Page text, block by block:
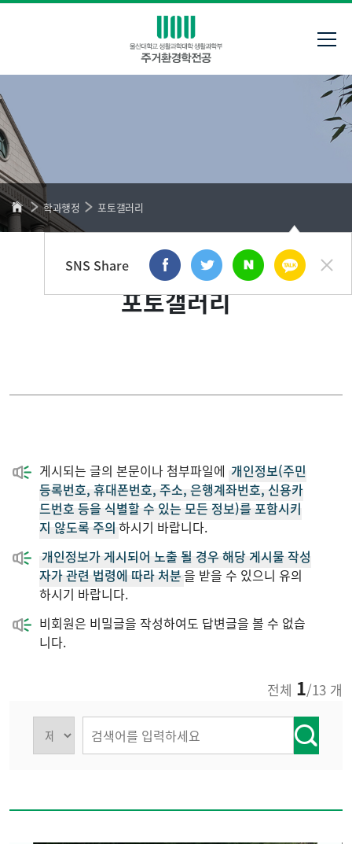
학과행정 포토갤러리
SNS Share
포토갤러리
게시되는 글의 본문이나 첨부파일에 개인정보(주민
등록번호, 휴대폰번호, 주소, 은행계좌번호, 신용카
드번호 등을 식별할 수 있는 모든 정보)를 포함시키
지 않도록 주의 하시기 바랍니다.
개인정보가 게시되어 노출 될 경우 해당 게시물 작성
자가 관련 법령에 따라 처분을 받을 수 있으니 유의
하시기 바랍니다.
비회원은 비밀글을 작성하여도 답변글을 볼 수 없습
니다.
전체 1/13 개